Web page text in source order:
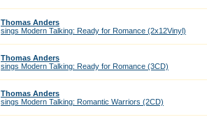
Thomas Anders
sings Modern Talking: Ready for Romance (2x12Vinyl)
Thomas Anders
sings Modern Talking: Ready for Romance (3CD)
Thomas Anders
sings Modern Talking: Romantic Warriors (2CD)